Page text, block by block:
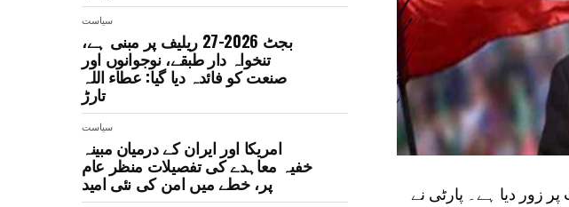
سیاست
بجٹ 2026-27 ریلیف پر مبنی ہے،
تنخواہ دار طبقے، نوجوانوں اور
صنعت کو فائدہ دیا گیا: عطاء اللہ
تارڑ
سیاست
امریکا اور ایران کے درمیان مبینہ
خفیہ معاہدے کی تفصیلات منظر عام
پر، خطے میں امن کی نئی امید
زور دیا ہے۔ پارٹی نے